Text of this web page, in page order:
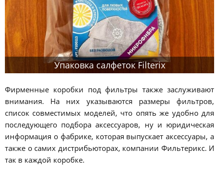
Упаковка салфеток Filterix
Фирменные коробки под фильтры также заслуживают
внимания. На них указываются размеры фильтров,
список совместимых моделей, что опять же удобно для
последующего подбора аксессуаров, ну и юридическая
информация о фабрике, которая выпускает аксессуары, а
также о самих дистрибьюторах, компании Фильтерикс. И
так в каждой коробке.